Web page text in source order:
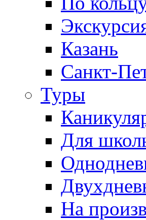
Казань
Санкт-
Туры
Для
На